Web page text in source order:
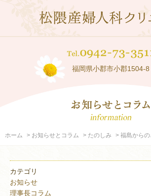
福岡県小郡市小郡1504-8
ホーム お知らせとコラム たのしみ 福島から
カテゴリ
お知らせ
理事長コラム